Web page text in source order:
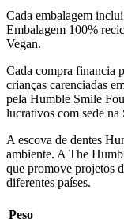
Cada embalagem
Embalagem 100%
Vegan.
Cada compra financia
crianças carenciadas
pela Humble Smile
lucrativos com sede na
A escova de dentes
ambiente. A The
que promove projetos
diferentes países.
Peso